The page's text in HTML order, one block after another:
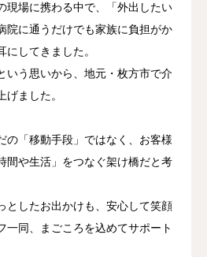
現場に携わる中で、「外出したい
院に通うだけでも家族に負担がか
してきました。
いう思いから、地元・枚方市で介
げました。
の「移動手段」ではなく、お客様
間や生活」をつなぐ架け橋だと考
としたお出かけも、安心して笑顔
一同、まごころを込めてサポート